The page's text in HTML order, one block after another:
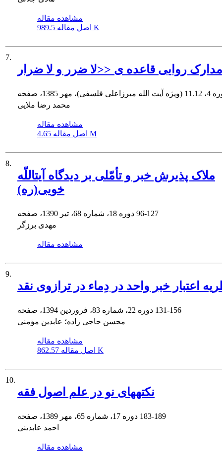
مشاهده مقاله
اصل مقاله 989.5 K
7.
محمد رضا ملایی
مشاهده مقاله
اصل مقاله 4.65 M
8.
ملاک پذیرش خبر و تأمّلى بر دیدگاه آیت‏اللّه
خویى(ره)
96-127
مهدی برزگر
مشاهده مقاله
9.
اعتبار خبر واحد در دِماء در ترازوی نقد
131-156
محسن حاجی زاده؛ عابدین مؤمنی
مشاهده مقاله
اصل مقاله 862.57 K
10.
نکته‏هاى نو در علم اصول فقه
183-189
احمد عابدینی
مشاهده مقاله